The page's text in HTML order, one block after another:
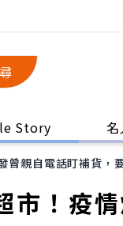
Story
親自電話盯補貨，
市！疫